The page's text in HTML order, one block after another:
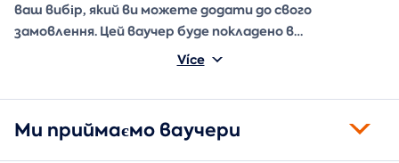
ваш вибір, який ви можете додати до свого
замовлення. Цей ваучер буде покладено в
подарунковий конверт і надіслано безпосередньо вам.
Více
Ми приймаємо ваучери